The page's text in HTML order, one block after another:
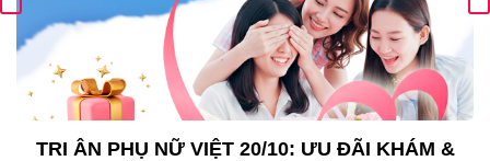
TRI ÂN PHỤ NỮ VIỆT 20/10: ƯU ĐÃI KHÁM &